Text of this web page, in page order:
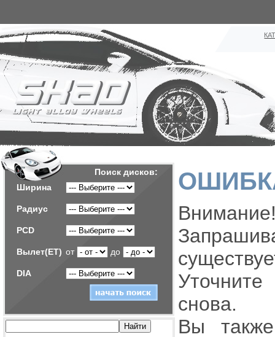
Поиск дисков:
Ширина
Радиус
PCD
Вылет(ET) от до
DIA
снова.
Вы